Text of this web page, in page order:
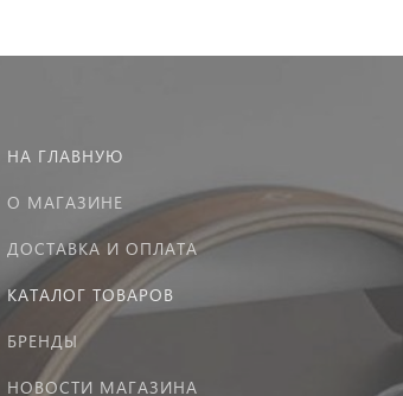
НА ГЛАВНУЮ
О МАГАЗИНЕ
ДОСТАВКА И ОПЛАТА
КАТАЛОГ ТОВАРОВ
БРЕНДЫ
НОВОСТИ МАГАЗИНА